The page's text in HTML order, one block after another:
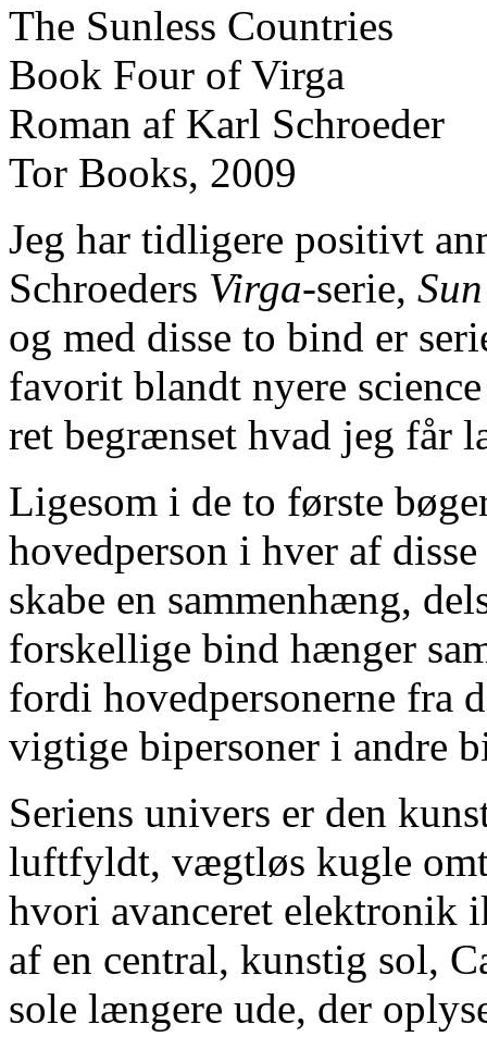
The Sunless Countries
Book Four of Virga
Roman af Karl Schroeder
Tor Books, 2009
Jeg har tidligere positivt
Schroeders Virga-serie,
og med disse to bind er
favorit blandt nyere
ret begrænset hvad jeg får
Ligesom i de to første
hovedperson i hver af
skabe en sammenhæng,
forskellige bind hænger
fordi hovedpersonerne fra
vigtige bipersoner i andre
Seriens univers er den
luftfyldt, vægtløs kugle
hvori avanceret elektronik
af en central, kunstig sol,
sole længere ude, der